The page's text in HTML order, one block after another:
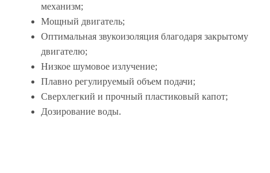
механизм;
Мощный двигатель;
Оптимальная звукоизоляция благодаря закрытому
двигателю;
Низкое шумовое излучение;
Плавно регулируемый объем подачи;
Сверхлегкий и прочный пластиковый капот;
Дозирование воды.